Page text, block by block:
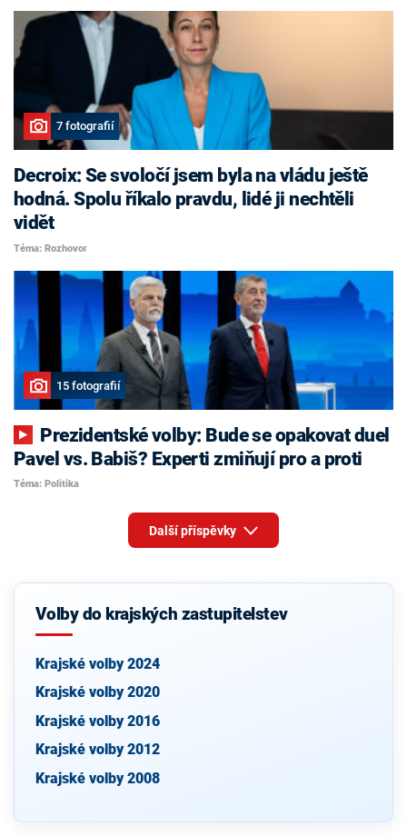
7 fotografií
Decroix: Se svoločí jsem byla na vládu ještě
hodná. Spolu říkalo pravdu, lidé ji nechtěli
vidět
Téma: Rozhovor
15 fotografií
Pavel vs. Babiš? Experti zmiňují pro a proti
Téma: Politika
Další příspěvky
Volby do krajských zastupitelstev
Krajské volby 2024
Krajské volby 2020
Krajské volby 2016
Krajské volby 2012
Krajské volby 2008